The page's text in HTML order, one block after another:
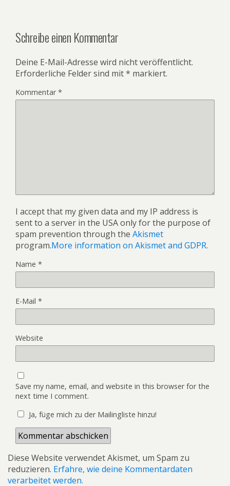
Schreibe einen Kommentar
Deine E-Mail-Adresse wird nicht veröffentlicht.
Erforderliche Felder sind mit* markiert.
Kommentar*
I accept that my given data and my IP address is
sent to a server in the USA only for the purpose of
spam prevention through the Akismet
program.More information on Akismet and GDPR.
Name *
E-Mail *
Website
Save my name, email, and website in this browser for the
next time I comment.
Ja, füge mich zu der Mailingliste hinzu!
Diese Website verwendet Akismet, um Spam zu
reduzieren. Erfahre, wie deine Kommentardaten
verarbeitet werden.